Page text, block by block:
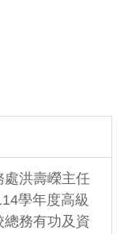
處洪壽嶸主任
學年度高級
總務有功及資